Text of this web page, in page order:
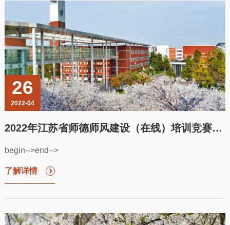
26
2022-04
2022年江苏省师德师风建设（在线）培训竞赛的通知
begin-->end-->
了解详情